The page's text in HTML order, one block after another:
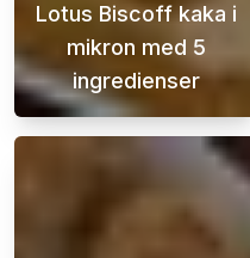
Lotus Biscoff kaka i
mikron med 5
ingredienser
När